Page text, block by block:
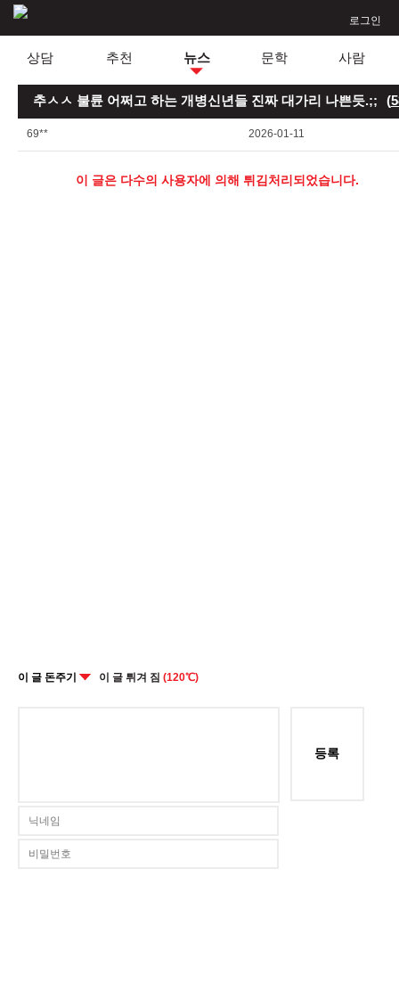
로그인
상담 추천 뉴스 문학 사람
추ㅅㅅ 불륜 어쩌고 하는 개병신년들 진짜 대가리 나쁜듯.;; (
69** 2026-01-11
이 글은 다수의 사용자에 의해 튀김처리되었습니다.
이 글 돈주기 이 글 튀겨 짐 (120℃)
등록